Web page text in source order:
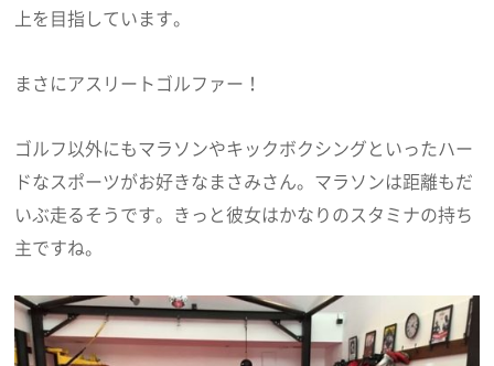
上を目指しています。
まさにアスリートゴルファー！
ゴルフ以外にもマラソンやキックボクシングといったハー
ドなスポーツがお好きなまさみさん。マラソンは距離もだ
いぶ走るそうです。きっと彼女はかなりのスタミナの持ち
主ですね。